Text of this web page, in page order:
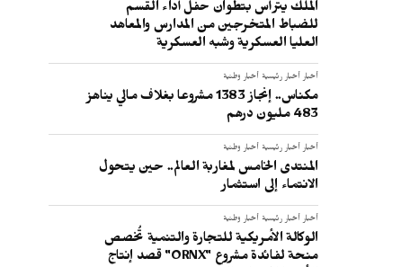
الملك يترأس بتطوان حفل أداء القسم
للضباط المتخرجين من المدارس والمعاهد
العليا العسكرية وشبه العسكرية
أخبار أخبار رئيسية أخبار وطنية
مكناس.. إنجاز 1383 مشروعا بغلاف مالي يناهز
483 مليون درهم
أخبار أخبار رئيسية أخبار وطنية
المنتدى الخامس لمغاربة العالم.. حين يتحول
الانتماء إلى استثمار
أخبار أخبار رئيسية أخبار وطنية
الوكالة الأمريكية للتجارة والتنمية تُخصص
منحة لفائدة مشروع "ORNX" قصد إنتاج